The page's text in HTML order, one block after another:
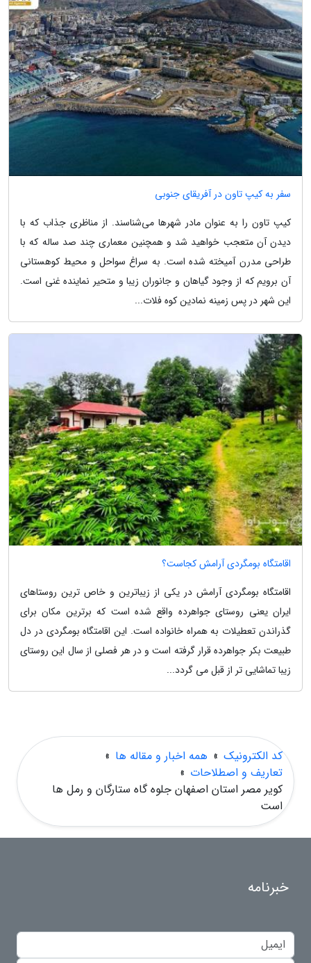
سفر به کیپ تاون در آفریقای جنوبی
کیپ تاون را به عنوان مادر شهرها می‌شناسند. از مناظری جذاب که با
دیدن آن متعجب خواهید شد و همچنین معماری چند صد ساله که با
طراحی مدرن آمیخته شده است. به سراغ سواحل و محیط کوهستانی
آن برویم که از وجود گیاهان و جانوران زیبا و متحیر نماینده غنی است.
این شهر در پس زمینه نمادین کوه فلات...
اقامتگاه بومگردی آرامش کجاست؟
اقامتگاه بومگردی آرامش در یکی از زیباترین و خاص ترین روستاهای
ایران یعنی روستای جواهرده واقع شده است که برترین مکان برای
گذراندن تعطیلات به همراه خانواده است. این اقامتگاه بومگردی در دل
طبیعت بکر جواهرده قرار گرفته است و در هر فصلی از سال این روستای
زیبا تماشایی تر از قبل می گردد...
کد الکترونیک » همه اخبار و مقاله ها »
تعاریف و اصطلاحات »
کویر مصر استان اصفهان جلوه گاه ستارگان و رمل ها
است
خبرنامه